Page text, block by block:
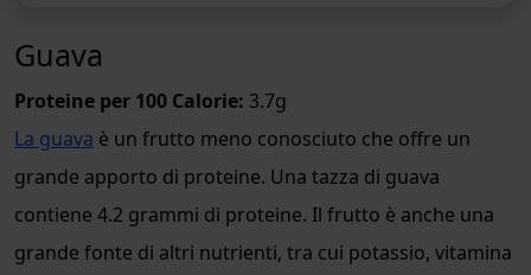
Guava
Proteine per 100 Calorie: 3.7g
La guava è un frutto meno conosciuto che offre un
grande apporto di proteine. Una tazza di guava
contiene 4.2 grammi di proteine. Il frutto è anche una
grande fonte di altri nutrienti, tra cui potassio, vitamina